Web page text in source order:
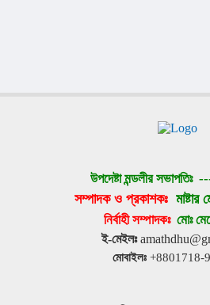
উপদেষ্টা মন্ডলীর সভাপতিঃ
সম্পাদক ও প্রকাশকঃ
নির্বাহী সম্পাদকঃ মোঃ
ই-মেইলঃ
মোবাইলঃ +8801718-